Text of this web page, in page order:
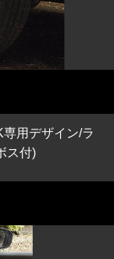
用デザイン/ラ
ス付)